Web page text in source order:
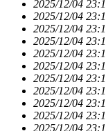
2025/12/04
2025/12/04
2025/12/04
2025/12/04
2025/12/04
2025/12/04
2025/12/04
2025/12/04
2025/12/04
2025/12/04
2025/12/04